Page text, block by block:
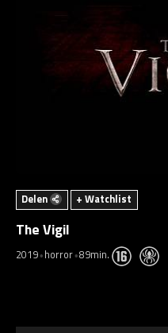
Delen + Watchlist
The Vigil
2019 horror 89min.